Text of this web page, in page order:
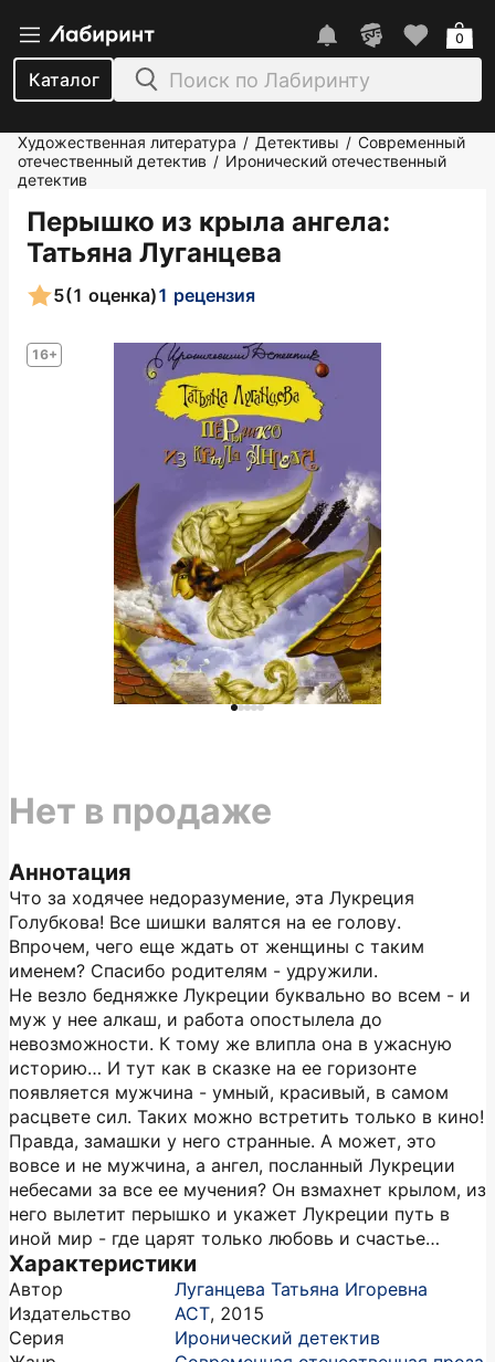
Каталог
0
Художественная литература / Детективы / Современный
отечественный детектив / Иронический отечественный
детектив
Перышко из крыла ангела:
Татьяна Луганцева
16+
5(1 оценка)1 рецензия
Аннотация
Что за ходячее недоразумение, эта Лукреция
Голубкова! Все шишки валятся на ее голову.
Впрочем, чего еще ждать от женщины с таким
именем? Спасибо родителям - удружили.
Не везло бедняжке Лукреции буквально во всем - и
муж у нее алкаш, и работа опостылела до
невозможности. К тому же влипла она в ужасную
историю… И тут как в сказке на ее горизонте
появляется мужчина - умный, красивый, в самом
расцвете сил. Таких можно встретить только в кино!
Правда, замашки у него странные. А может, это
вовсе и не мужчина, а ангел, посланный Лукреции
небесами за все ее мучения? Он взмахнет крылом, из
него вылетит перышко и укажет Лукреции путь в
иной мир - где царят только любовь и счастье…
Характеристики
Автор
Луганцева Татьяна Игоревна
Издательство
АСТ, 2015
Серия
Иронический детектив
Нет в продаже